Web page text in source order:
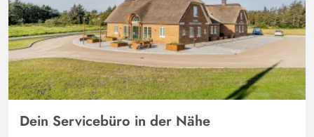
Dein Servicebüro in der Nähe